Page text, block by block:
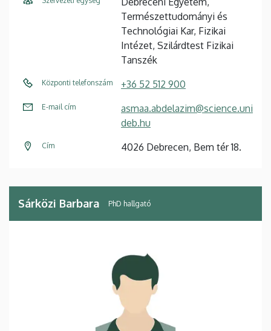
Természettudományi és
Technológiai Kar, Fizikai
Intézet, Szilárdtest Fizikai
Tanszék
Központi telefonszám +36 52 512 900
E-mail cím
asmaa.abdelazim@science.uni
deb.hu
Cím 4026 Debrecen, Bem tér 18.
Sárközi Barbara PhD hallgató